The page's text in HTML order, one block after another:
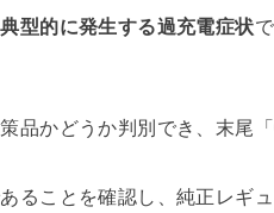
型的に発生する過充電症状
品かどうか判別でき、末尾
ることを確認し、純正レギ